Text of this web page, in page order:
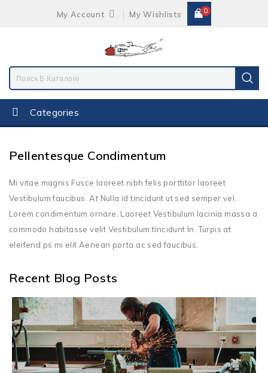
My Account My Wishlists 0
Categories
Pellentesque Condimentum
Mi vitae magnis Fusce laoreet nibh felis porttitor laoreet
Vestibulum faucibus. At Nulla id tincidunt ut sed semper vel
Lorem condimentum ornare. Laoreet Vestibulum lacinia massa a
commodo habitasse velit Vestibulum tincidunt In. Turpis at
eleifend ps mi elit Aenean porta ac sed faucibus.
Recent Blog Posts